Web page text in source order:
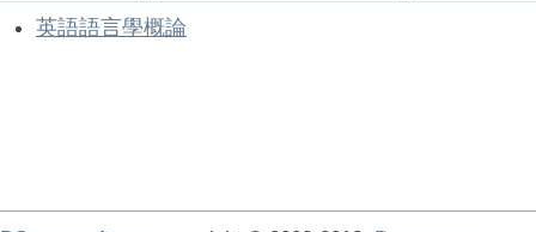
英語語言學概論